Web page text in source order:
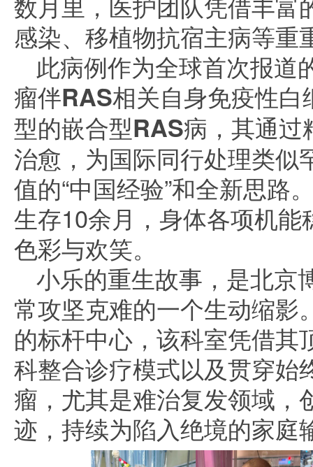
感染、移植物抗宿主病等重
此病例作为全球首次报道
瘤伴RAS相关自身免疫性
型的嵌合型RAS病 ，其通
治愈，为国际同行处理类似
值的“中国经验”和全新思路
生存10余月，身体各项机
色彩与欢笑。
小乐的重生故事，是北京
常攻坚克难的一个生动缩影
的标杆中心，该科室凭借其
科整合诊疗模式以及贯穿始
瘤，尤其是难治复发领域，
迹，持续为陷入绝境的家庭